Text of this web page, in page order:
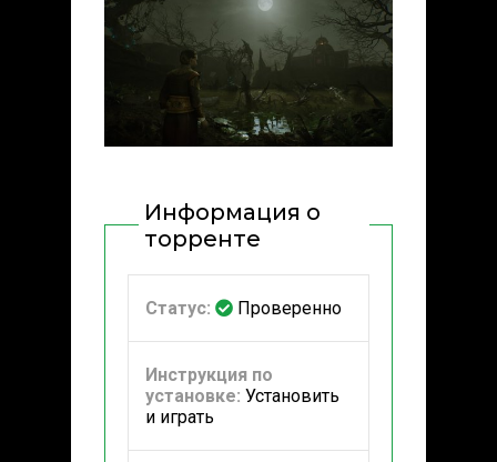
Информация о
торренте
Статус: Проверенно
Инструкция по
установке: Установить
и играть